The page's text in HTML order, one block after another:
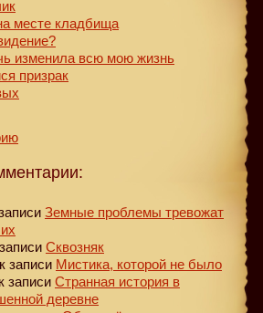
месте кладбища
изменила всю мою жизнь
призрак
Земные проблемы тревожат
Сквозняк
к записи Мистика, которой не было
к записи Странная история в
деревне